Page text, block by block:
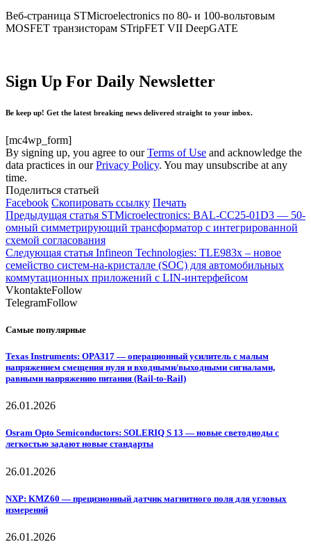
Веб-страница STMicroelectronics по 80- и 100-вольтовым
MOSFET транзисторам STripFET VII DeepGATE
Sign Up For Daily Newsletter
Be keep up! Get the latest breaking news delivered straight to your inbox.
[mc4wp_form]
By signing up, you agree to ourTerms of Use and acknowledge the
data practices in ourPrivacy Policy. You may unsubscribe at any
time.
Поделиться статьей
Facebook Скопировать ссылку Печать
Предыдущая статья STMicroelectronics: BAL-CC25-01D3 — 50-
омный симметрирующий трансформатор с интегрированной
схемой согласования
Следующая статья Infineon Technologies: TLE983x – новое
семейство систем-на-кристалле (SOC) для автомобильных
коммутационных приложений с LIN-интерфейсом
VkontakteFollow
TelegramFollow
Самые популярные
Texas Instruments: OPA317 — операционный усилитель с малым
напряжением смещения нуля и входными/выходными сигналами,
равными напряжению питания (Rail-to-Rail)
26.01.2026
Osram Opto Semiconductors: SOLERIQ S 13 — новые светодиоды с
легкостью задают новые стандарты
26.01.2026
NXP: KMZ60 — прецизионный датчик магнитного поля для угловых
измерений
26.01.2026